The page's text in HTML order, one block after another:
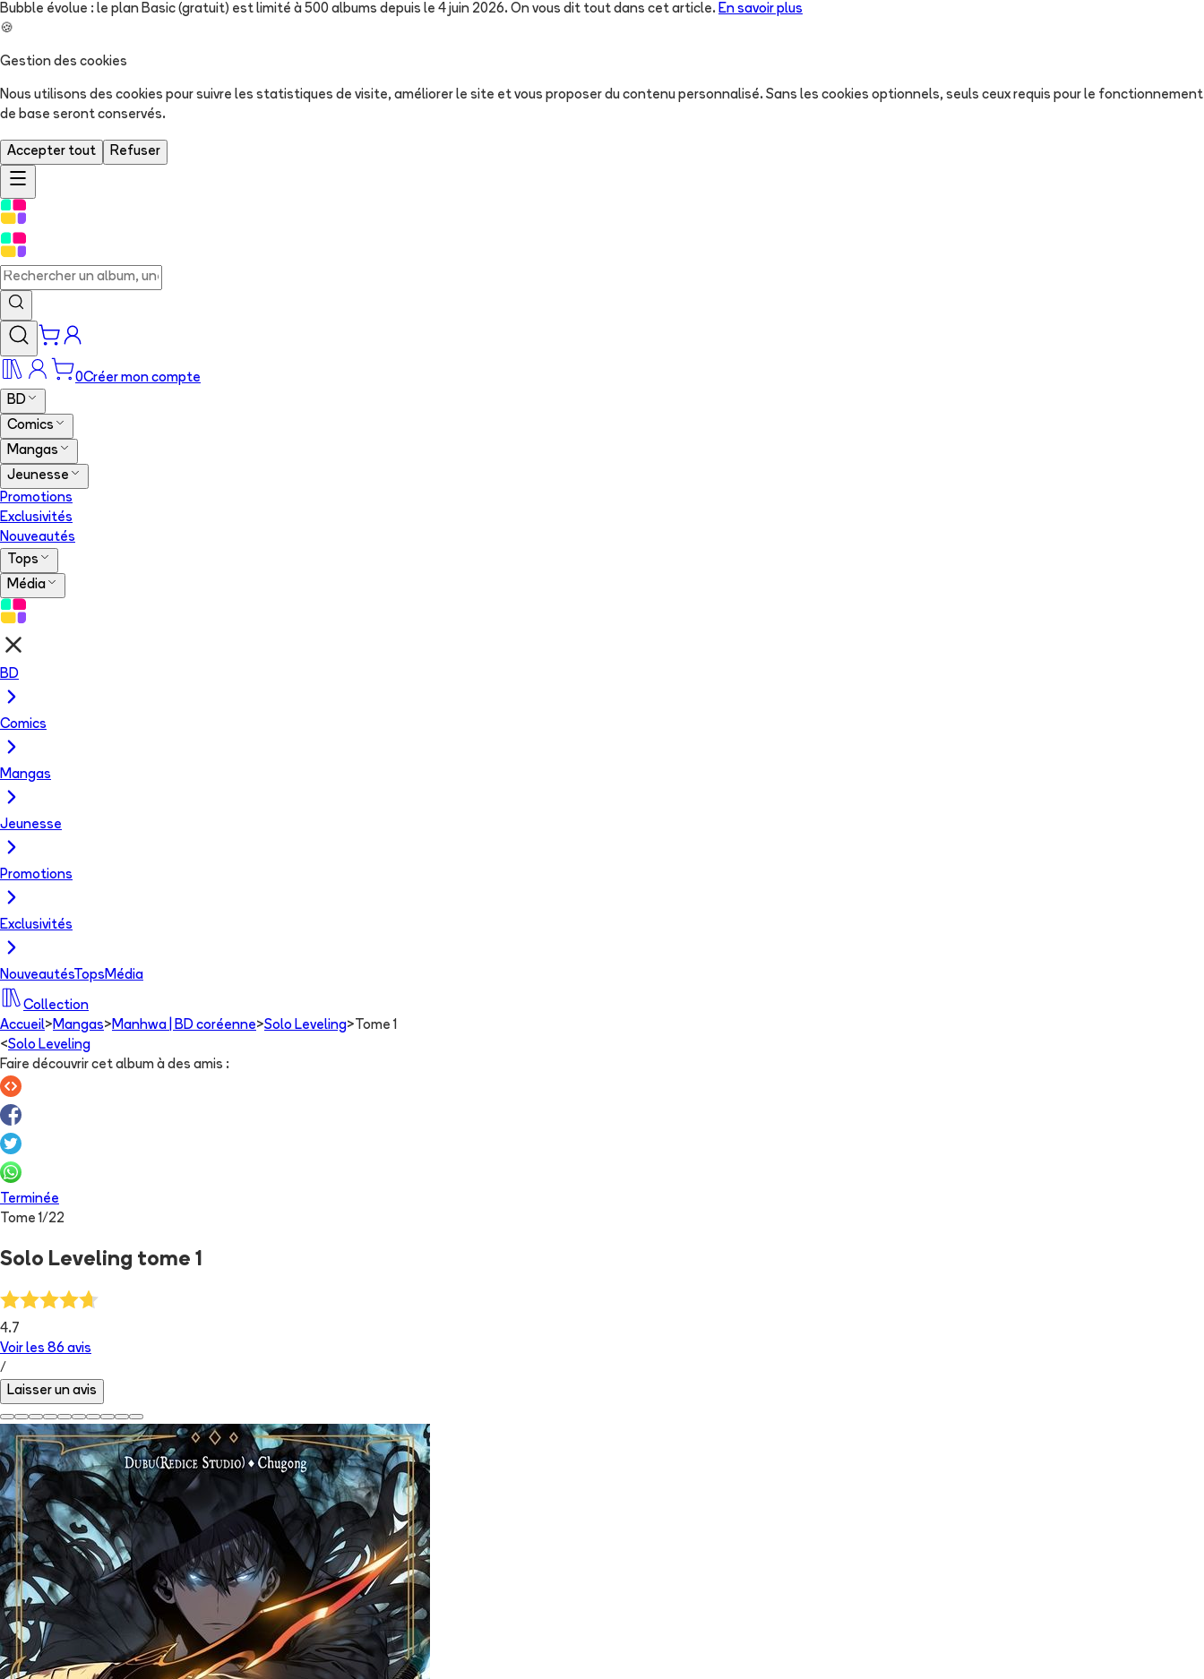
Bubble évolue : le plan Basic (gratuit) est limité à 500 albums depuis le 4 juin 2026. On vous dit tout dans cet article. En savoir plus
🍪
Gestion des cookies
Nous utilisons des cookies pour suivre les statistiques de visite, améliorer le site et vous proposer du contenu personnalisé. Sans les cookies optionnels, seuls ceux requis pour le fonctionnement
de base seront conservés.
Accepter tout Refuser
0Créer mon compte
BD
Comics
Mangas
Jeunesse
Promotions
Exclusivités
Nouveautés
Tops
Média
BD
Comics
Mangas
Jeunesse
Promotions
Exclusivités
NouveautésTops Média
Collection
Accueil> Mangas> Manhwa | BD coréenne>Solo Leveling> Tome 1
<Solo Leveling
Faire découvrir cet album à des amis :
Terminée
Tome1/22
Solo Leveling tome 1
4.7
Voir les 86 avis
/
Laisser un avis